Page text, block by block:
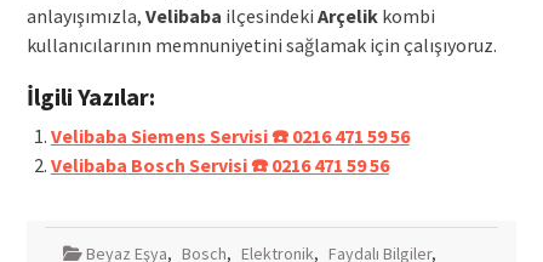
anlayışımızla, Velibaba ilçesindeki Arçelikkombi
kullanıcılarının memnuniyetini sağlamak için çalışıyoruz.
İlgili Yazılar:
Velibaba Siemens Servisi ☎️ 0216 471 59 56
Velibaba Bosch Servisi ☎️ 0216 471 59 56
Beyaz Eşya, Bosch, Elektronik, Faydalı Bilgiler,